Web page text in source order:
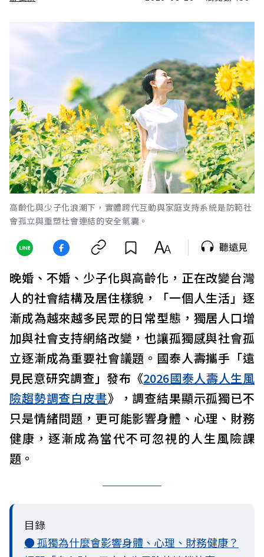
高齡化與少子化浪潮下，實體跨代互動與家庭支持系統是防範社
會孤立與重塑社會連結的安全氣囊。
聽遠見
晚婚、不婚、少子化與高齡化，正在改變台灣
人的社會結構及居住樣貌，「一個人生活」逐
漸成為越來越多民眾的日常型態，獨居人口增
加與社會支持網絡改變，也讓孤獨感與社會孤
立逐漸成為重要社會議題。國泰人壽攜手「遠
見民意研究調查」發布《2026國泰人壽人生風
險趨勢調查白皮書》，調查結果顯示孤獨已不
只是情緒問題，更可能影響身體、心理、財務
健康，逐漸成為當代不可忽視的人生風險課
題。
目錄
● 孤獨為什麼會影響身體、心理、財務健康？